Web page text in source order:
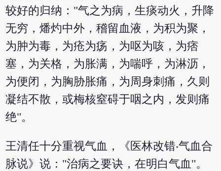
较好的归纳："气之为病，生痰动火，升降
无穷，燔灼中外，稽留血液，为积为聚，
为肿为毒，为疮为疡，为呕为咳，为痞
塞，为关格，为胀满，为喘呼，为淋沥，
为便闭，为胸胁胀痛，为周身刺痛，久则
凝结不散，或梅核窒碍于咽之内，发则痛
绝"。
王清任十分重视气血，《医林改错‧气血合
脉说》说："治病之要诀，在明白气血"。